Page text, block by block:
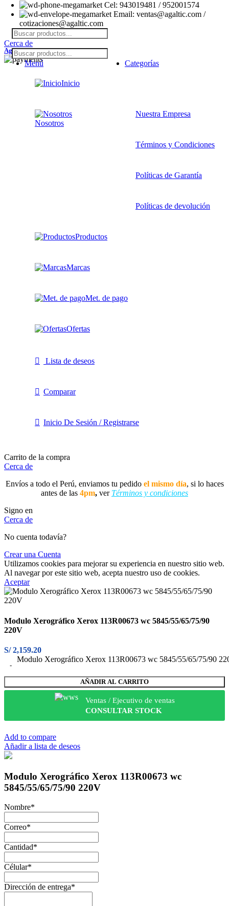
Cel: 943019481 / 952001574
Email: ventas@agaltic.com /
cotizaciones@agaltic.com
Agaltic 2026 Derechos Reservados.
Cerca de
Menú Categorías
Inicio
Nosotros
Nuestra Empresa
Términos y Condiciones
Políticas de Garantía
Políticas de devolución
Productos
Marcas
Met. de pago
Ofertas
Lista de deseos
Comparar
Inicio De Sesión / Registrarse
Carrito de la compra
Cerca de
Envíos a todo el Perú, enviamos tu pedido el mismo día, si lo haces
antes de las 4pm, ver Términos y condiciones
Signo en
Cerca de
No cuenta todavía?
Crear una Cuenta
Utilizamos cookies para mejorar su experiencia en nuestro sitio web.
Al navegar por este sitio web, acepta nuestro uso de cookies.
Aceptar
Modulo Xerográfico Xerox 113R00673 wc 5845/55/65/75/90
220V
S/2,159.20
Modulo Xerográfico Xerox 113R00673 wc 5845/55/65/75/90
AÑADIR AL CARRITO
Ventas / Ejecutivo de ventas
CONSULTAR STOCK
Add to compare
Añadir a lista de deseos
Modulo Xerográfico Xerox 113R00673 wc
5845/55/65/75/90 220V
Nombre*
Correo*
Cantidad*
Célular*
Dirección de entrega*